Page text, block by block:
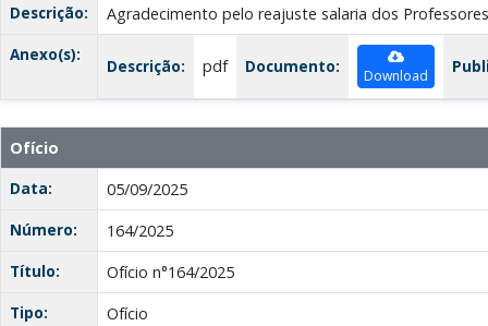
Descrição:
Agradecimento pelo reajuste salaria dos Professores
Anexo(s):
Descrição: pdf Documento: Download
Ofício
Data:
05/09/2025
Número:
164/2025
Título:
Ofício n°164/2025
Tipo:
Ofício